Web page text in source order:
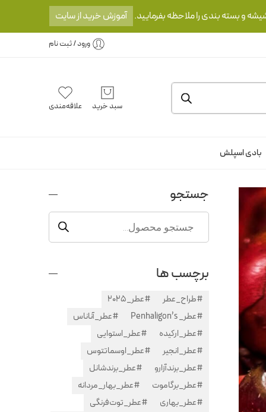
و بسته بندی را ملاحظه بفرمایید. آموزش خرید از سایت
ورود / ثبت نام
سبد خرید علاقه‌مندی
بادی اسپلش
جستجو
برچسب ها
#طراح_عطر
#عطر_2025
#عطر_ Penhaligon’s
#عطر_آناناس
#عطر_ارکیده
#عطر_استوایی
#عطر_انجیر
#عطر_اوسماتتوس
#عطر_برندآزارو
#عطر_برندشانل
#عطر_برگاموت
#عطر_بهار_مردانه
#عطر_بهاری
#عطر_توت‌فرنگی